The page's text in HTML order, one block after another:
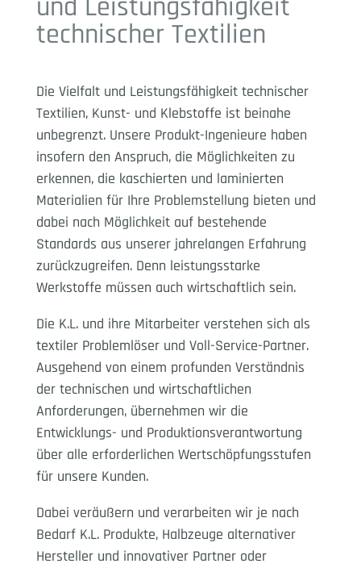
und Leistungsfähigkeit
technischer Textilien
Die Vielfalt und Leistungsfähigkeit technischer
Textilien, Kunst- und Klebstoffe ist beinahe
unbegrenzt. Unsere Produkt-Ingenieure haben
insofern den Anspruch, die Möglichkeiten zu
erkennen, die kaschierten und laminierten
Materialien für Ihre Problemstellung bieten und
dabei nach Möglichkeit auf bestehende
Standards aus unserer jahrelangen Erfahrung
zurückzugreifen. Denn leistungsstarke
Werkstoffe müssen auch wirtschaftlich sein.
Die K.L. und ihre Mitarbeiter verstehen sich als
textiler Problemlöser und Voll-Service-Partner.
Ausgehend von einem profunden Verständnis
der technischen und wirtschaftlichen
Anforderungen, übernehmen wir die
Entwicklungs- und Produktionsverantwortung
über alle erforderlichen Wertschöpfungsstufen
für unsere Kunden.
Dabei veräußern und verarbeiten wir je nach
Bedarf K.L. Produkte, Halbzeuge alternativer
Hersteller und innovativer Partner oder